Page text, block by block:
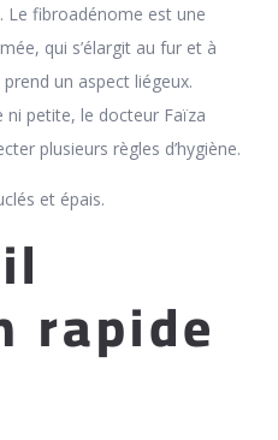
Le fibroadénome est une
qui s’élargit au fur et à
un aspect liégeux.
ni petite, le docteur Faïza
plusieurs règles d’hygiène.
et épais.
rapide